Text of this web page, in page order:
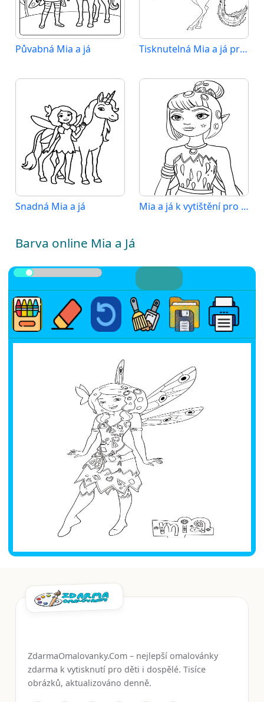
Půvabná Mia a já Tisknutelná Mia a já pro děti
Snadná Mia a já Mia a já k vytištění pro děti
Barva online Mia a Já
ZdarmaOmalovanky.Com – nejlepší omalovánky
zdarma k vytisknutí pro děti i dospělé. Tisíce
obrázků, aktualizováno denně.